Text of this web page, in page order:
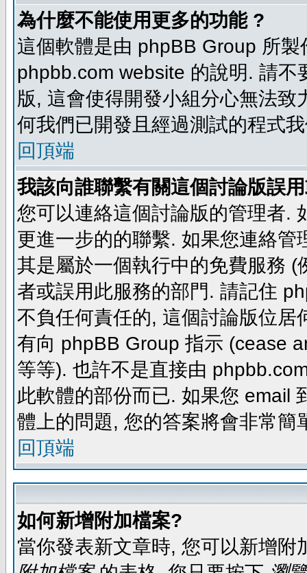
為什麼不能使用更多的功能 ?
這個軟體是由 phpBB Group 所
phpbb.com website 的說明. 請
版, 這會使得開發小組分心無法
何我們已開發且經過測試的程式
回頂端
我該向誰聯繫有關這個討論版誤
您可以連絡這個討論版的管理者.
更進一步的的聯繫. 如果您連絡
其是屬於一個執行中的免費服務
者或誤用此服務的部門. 請記住
不負任何責任的, 這個討論版位
有向 phpBB Group 指示 (cease
等等). 也許不是直接由
此軟體的部份而已. 如果您 email
體上的問題, 您的答案將會非常簡
回頂端
如何新增附加檔案?
當你發表新文章時, 您可以新增